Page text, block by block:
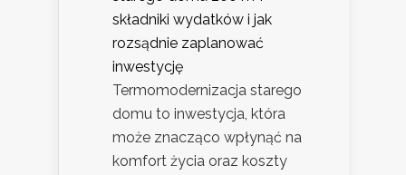
składniki wydatków i jak
rozsądnie zaplanować
inwestycję
Termomodernizacja starego
domu to inwestycja, która
może znacząco wpłynąć na
komfort życia oraz koszty